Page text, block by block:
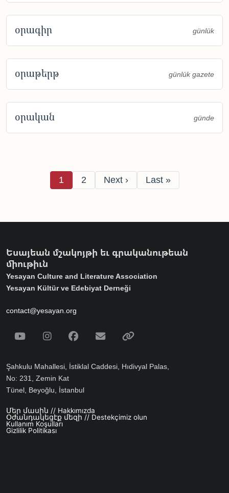
օրագիր günlük
օրաթերթ günlük gazete
օրական günde
Pagination
Page
1 Page
2 Next page
Next › Last page
Last »
Եսայեան մշակոյթի եւ գրականութեան
միութիւն
Yesayan Culture and Literature Association
Yesayan Kültür ve Edebiyat Derneği
contact@yesayan.org
Social Media
YoutubeInstagramFacebook
Email
Şahkulu Mahallesi, İstiklal Caddesi, Hıdivyal Palas,
No: 231, Zemin Kat
Tünel, Beyoğlu, İstanbul
Footer menu
Մեր մասին // Hakkımızda
Օժանդակեցէք մեզի // Destekçimiz olun
Kullanım Koşulları
Gizlilik Politikası